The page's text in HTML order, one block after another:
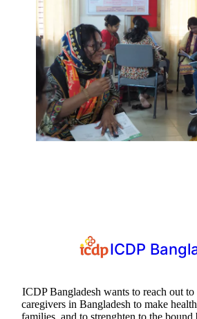
ICDP
ICDP Bangladesh wants to reach out to
caregivers in Bangladesh to make
families, and to strenghten to the bound